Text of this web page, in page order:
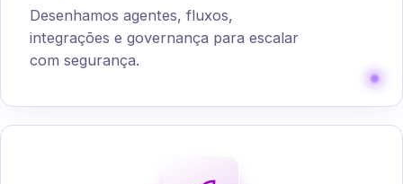
Desenhamos agentes, fluxos,
integrações e governança para escalar
com segurança.